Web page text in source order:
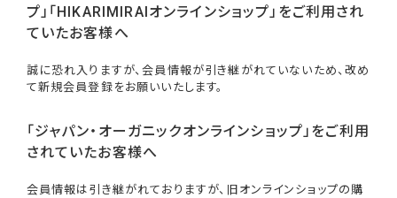
プ」「HIKARIMIRAIオンラインショップ」をご利用され
ていたお客様へ
誠に恐れ入りますが、会員情報が引き継がれていないため、改め
て新規会員登録をお願いいたします。
「ジャパン・オーガニックオンラインショップ」をご利用
されていたお客様へ
会員情報は引き継がれておりますが、旧オンラインショップの購